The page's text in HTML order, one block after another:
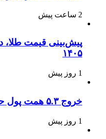
2 ساعت پیش
۱۴۰۵
1 روز پیش
خروج ۵.۳ همت پول حقیقی از بازار سهام
1 روز پیش